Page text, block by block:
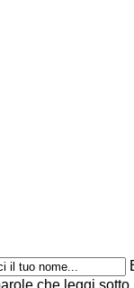
che leggi sotto